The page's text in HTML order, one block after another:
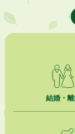
「掛川の教育<統計書
就職・転職相談会のご
2026年8月6日結婚・